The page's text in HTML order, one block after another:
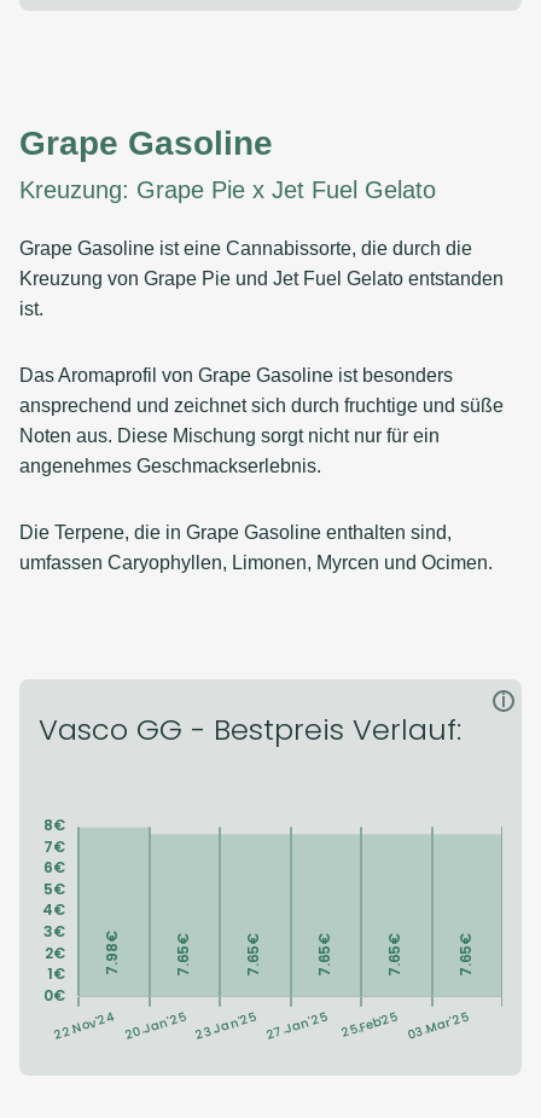
Grape Gasoline
Kreuzung: Grape Pie x Jet Fuel Gelato
Grape Gasoline ist eine Cannabissorte, die durch die
Kreuzung von Grape Pie und Jet Fuel Gelato entstanden
ist.
Das Aromaprofil von Grape Gasoline ist besonders
ansprechend und zeichnet sich durch fruchtige und süße
Noten aus. Diese Mischung sorgt nicht nur für ein
angenehmes Geschmackserlebnis.
Die Terpene, die in Grape Gasoline enthalten sind,
umfassen Caryophyllen, Limonen, Myrcen und Ocimen.
Vasco GG - Bestpreis Verlauf:
i